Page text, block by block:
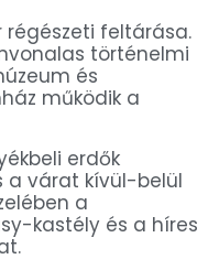
régészeti feltárása.
történelmi
és
működik a
erdők
a várat kívül-belül
a
kastély és a híres